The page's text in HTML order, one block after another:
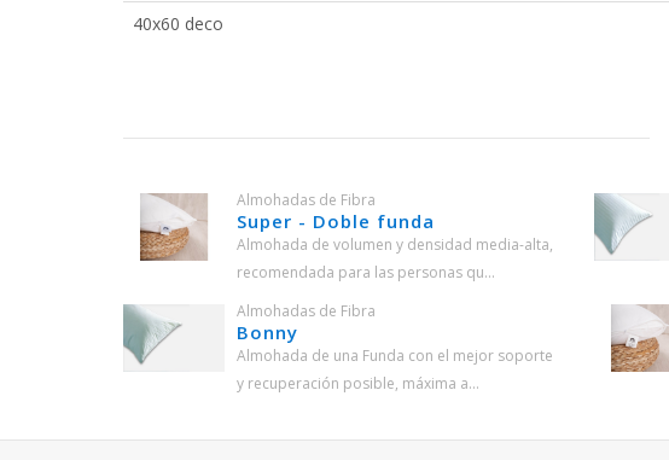
40x60 deco
Almohadas de Fibra
Super - Doble funda
Almohada de volumen y densidad media-alta,
recomendada para las personas qu...
Almohadas de Fibra
Bonny
Almohada de una Funda con el mejor soporte
y recuperación posible, máxima a...